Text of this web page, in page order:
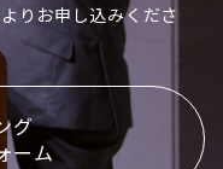
りお申し込みくださ
グ
ーム